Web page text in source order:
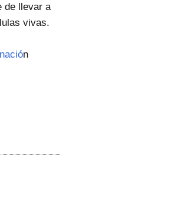
de llevar a
vivas.
n